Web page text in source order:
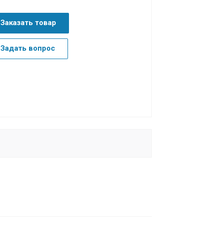
Заказать товар
Задать вопрос